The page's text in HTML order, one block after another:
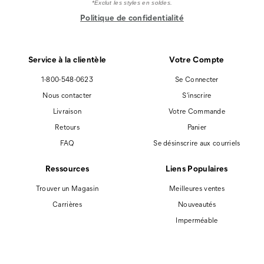
Service à la clientèle
1-800-548-0623
Nous contacter
Livraison
Retours
FAQ
Votre Compte
Se Connecter
S'inscrire
Votre Commande
Panier
Se désinscrire aux courriels
Ressources
Trouver un Magasin
Carrières
Liens Populaires
Meilleures ventes
Nouveautés
Imperméable
*Exclut les styles en soldes.
Politique de confidentialité